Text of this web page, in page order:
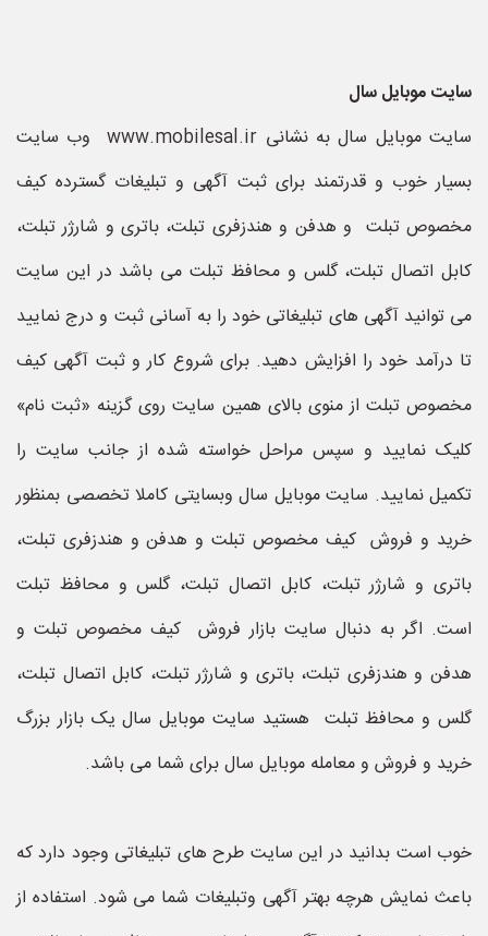
سایت موبایل سال
سایت موبایل سال به نشانی www.mobilesal.ir وب سایت
بسیار خوب و قدرتمند برای ثبت آگهی و تبلیغات گسترده کیف
مخصوص تبلت و هدفن و هندزفری تبلت، باتری و شارژر تبلت،
کابل اتصال تبلت، گلس و محافظ تبلت می باشد در این سایت
می توانید آگهی های تبلیغاتی خود را به آسانی ثبت و درج نمایید
تا درآمد خود را افزایش دهید. برای شروع کار و ثبت آگهی کیف
مخصوص تبلت از منوی بالای همین سایت روی گزینه «ثبت نام»
کلیک نمایید و سپس مراحل خواسته شده از جانب سایت را
تکمیل نمایید. سایت موبایل سال وبسایتی کاملا تخصصی بمنظور
خرید و فروش کیف مخصوص تبلت و هدفن و هندزفری تبلت،
باتری و شارژر تبلت، کابل اتصال تبلت، گلس و محافظ تبلت
است. اگر به دنبال سایت بازار فروش کیف مخصوص تبلت و
هدفن و هندزفری تبلت، باتری و شارژر تبلت، کابل اتصال تبلت،
گلس و محافظ تبلت هستید سایت موبایل سال یک بازار بزرگ
خرید و فروش و معامله موبایل سال برای شما می باشد.
خوب است بدانید در این سایت طرح های تبلیغاتی وجود دارد که
باعث نمایش هرچه بهتر آگهی وتبلیغات شما می شود. استفاده از